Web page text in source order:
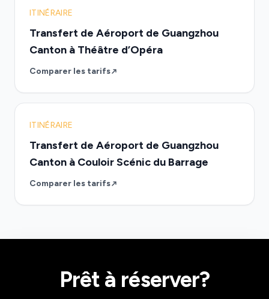
ITINÉRAIRE
Transfert de Aéroport de Guangzhou
Canton à Théâtre d’Opéra
Comparer les tarifs
ITINÉRAIRE
Transfert de Aéroport de Guangzhou
Canton à Couloir Scénic du Barrage
Comparer les tarifs
Prêt à réserver?